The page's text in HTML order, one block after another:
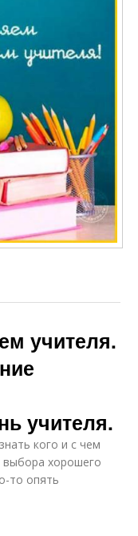
учителя.
учителя.
кого и с чем
выбора хорошего
то опять